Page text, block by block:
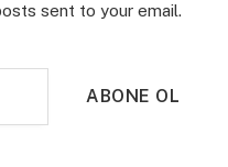
sent to your email.
ABONE OL